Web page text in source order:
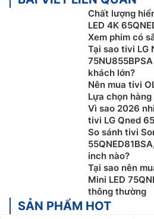
Chất lượng
LED 4K
Xem phim có
Tại sao tivi LG
khách lớn?
Nên mua tivi
Lựa chọn
Vì sao 2026
tivi LG Qned
So sánh tivi
inch nào?
Tại sao nên
Mini LED
thông thường
SẢN PHẨM HOT